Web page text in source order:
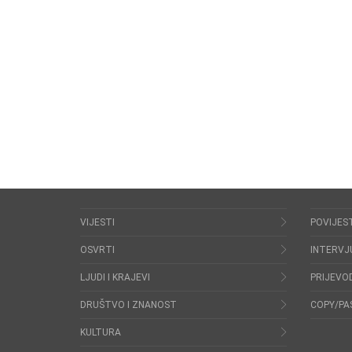
VIJESTI
OSVRTI
LJUDI I KRAJEVI
DRUŠTVO I ZNANOST
KULTURA
COPY/